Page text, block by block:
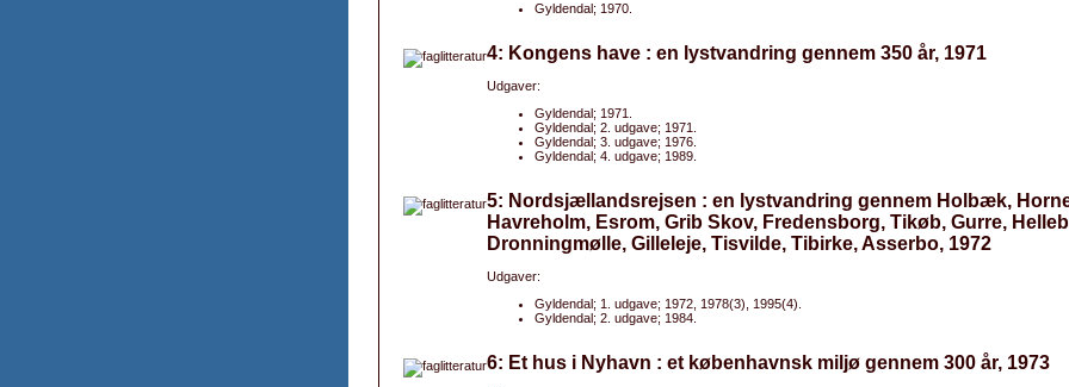
Gyldendal; 1970.
4: Kongens have : en lystvandring gennem 350 år, 1971
Udgaver:
Gyldendal; 1971.
Gyldendal; 2. udgave; 1971.
Gyldendal; 3. udgave; 1976.
Gyldendal; 4. udgave; 1989.
5: Nordsjællandsrejsen : en lystvandring gennem Holbæk,
Havreholm, Esrom, Grib Skov, Fredensborg, Tikøb, Gurre,
Dronningmølle, Gilleleje, Tisvilde, Tibirke, Asserbo, 1972
Udgaver:
Gyldendal; 1. udgave; 1972, 1978(3), 1995(4).
Gyldendal; 2. udgave; 1984.
6: Et hus i Nyhavn : et københavnsk miljø gennem 300 år, 1973